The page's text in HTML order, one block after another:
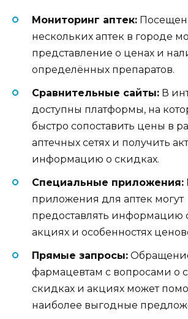
Мониторинг аптек:
нескольких аптек в городе
представление о ценах и
определённых препаратов.
Сравнительные сайты: В
доступны платформы, на
быстро сопоставить цены в
аптечных сетях и получить
информацию о скидках.
Специальные приложения:
приложения для аптек могут
предоставлять информацию
акциях и особенностях
Прямые запросы:
фармацевтам с вопросами о
скидках и акциях может
наиболее выгодные